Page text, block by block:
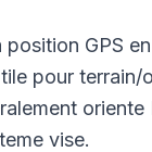
position GPS
pour
oriente
vise.